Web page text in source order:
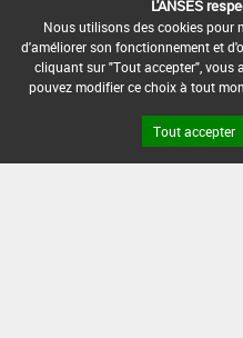
DATE DE FIN DE
31/05/2025
DATE DE FIN D'UTILISATION
L'ANSES
Nous utilisons des cookies pour
d'améliorer son fonctionnement et
cliquant sur "Tout accepter", vous
pouvez modifier ce choix à tout
Tout accepter